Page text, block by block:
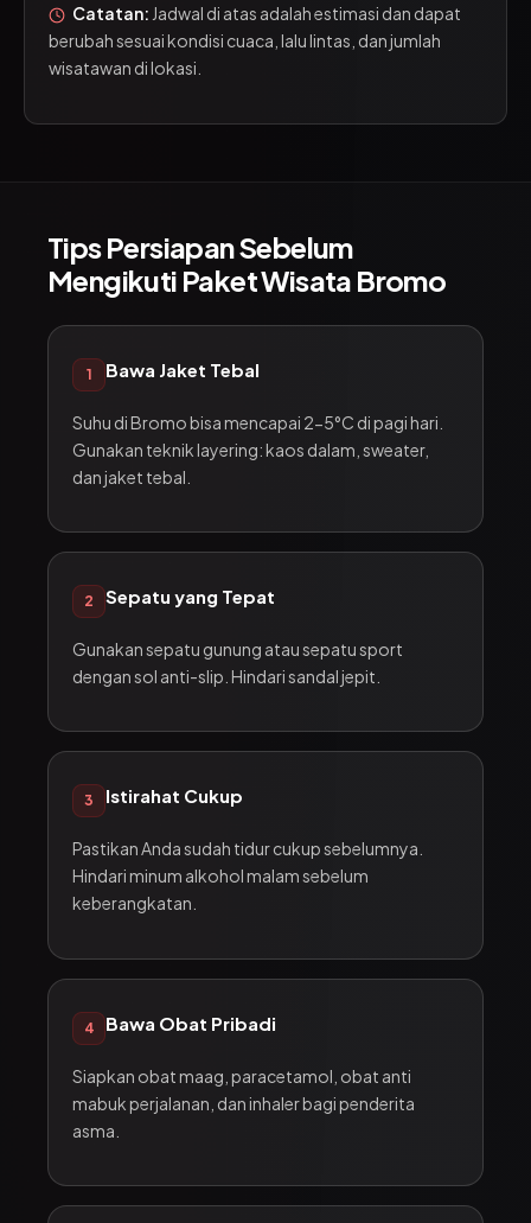
Catatan: Jadwal di atas adalah estimasi dan dapat
berubah sesuai kondisi cuaca, lalu lintas, dan jumlah
wisatawan di lokasi.
Tips Persiapan Sebelum
Mengikuti Paket Wisata Bromo
1 Bawa Jaket Tebal
Suhu di Bromo bisa mencapai 2-5°C di pagi hari.
Gunakan teknik layering: kaos dalam, sweater,
dan jaket tebal.
2 Sepatu yang Tepat
Gunakan sepatu gunung atau sepatu sport
dengan sol anti-slip. Hindari sandal jepit.
3 Istirahat Cukup
Pastikan Anda sudah tidur cukup sebelumnya.
Hindari minum alkohol malam sebelum
keberangkatan.
4 Bawa Obat Pribadi
Siapkan obat maag, paracetamol, obat anti
mabuk perjalanan, dan inhaler bagi penderita
asma.